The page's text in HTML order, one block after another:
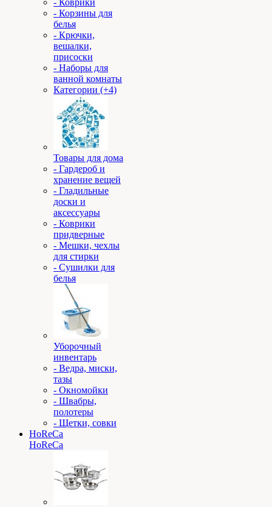
- Коврики
- Корзины для
белья
- Крючки,
вешалки,
присоски
- Наборы для
ванной комнаты
Категории (+4)
Товары для дома
- Гардероб и
хранение вещей
- Гладильные
доски и
аксессуары
- Коврики
придверные
- Мешки, чехлы
для стирки
- Сушилки для
белья
Уборочный
инвентарь
- Ведра, миски,
тазы
- Окномойки
- Швабры,
полотеры
- Щетки, совки
HoReCa
HoReCa